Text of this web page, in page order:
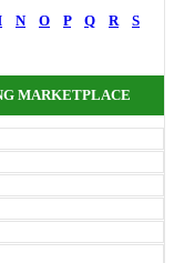
N O P Q R
S